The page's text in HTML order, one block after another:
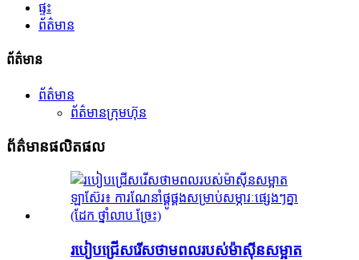
ផ្ទះ
ព័ត៌មាន
ព័ត៌មាន
ព័ត៌មាន
ព័ត៌មានក្រុមហ៊ុន
ព័ត៌មានផលិតផល
របៀបជ្រើសរើសថាមពលរបស់ម៉ាស៊ីនសម្អាត